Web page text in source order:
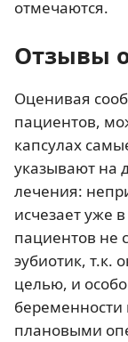
отмечаются.
Отзывы
Оценивая
пациентов,
капсулах
указывают на
лечения:
исчезает уже
пациентов не
эубиотик, т.к.
целью, и
беременности
плановыми